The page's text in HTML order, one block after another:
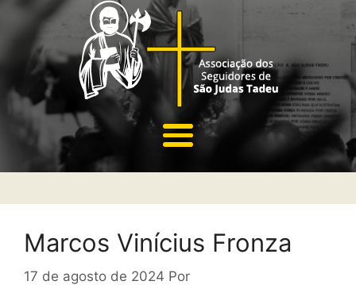
Marcos Vinícius Fronza
17 de agosto de 2024 Por